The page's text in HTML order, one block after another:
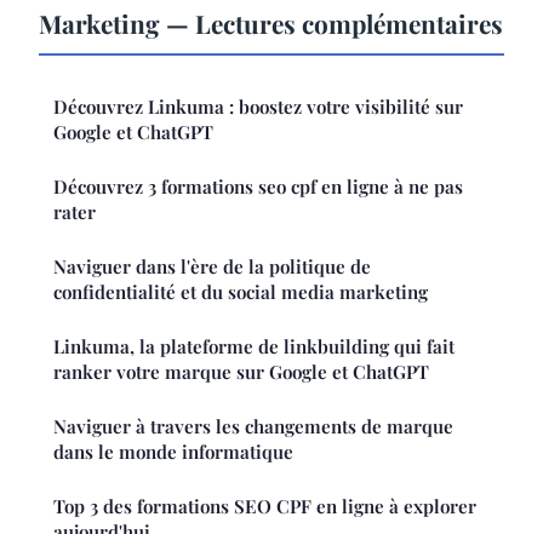
Marketing — Lectures complémentaires
Découvrez Linkuma : boostez votre visibilité sur
Google et ChatGPT
Découvrez 3 formations seo cpf en ligne à ne pas
rater
Naviguer dans l'ère de la politique de
confidentialité et du social media marketing
Linkuma, la plateforme de linkbuilding qui fait
ranker votre marque sur Google et ChatGPT
Naviguer à travers les changements de marque
dans le monde informatique
Top 3 des formations SEO CPF en ligne à explorer